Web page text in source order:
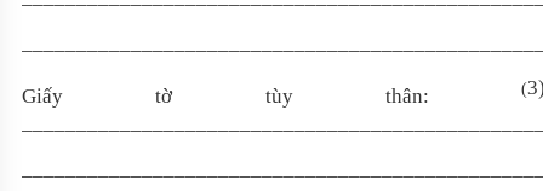
Giấy tờ tùy thân: (3